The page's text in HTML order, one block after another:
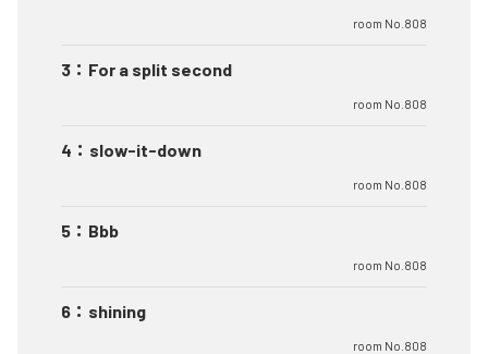
room No.808
3 ： For a split second
room No.808
4 ： slow-it-down
room No.808
5 ： Bbb
room No.808
6 ： shining
room No.808